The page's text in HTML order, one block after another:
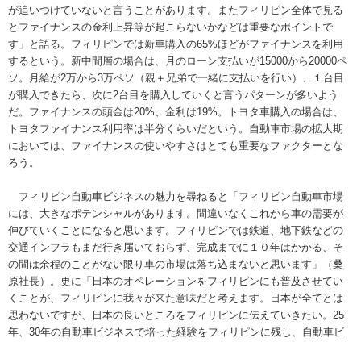
が追いつけていないと言うことがあります。またフィリピン全体で見る
とファイナンスの金利上昇等が起こらないかなどは重要なポイントで
す」と語る。フィリピンでは新車購入の65%ほどがファイナンスを利用
するという。新中間層の場合は、月のローン支払いが15000から20000ペ
ソ。月給が2万から3万ペソ（親＋兄弟で一緒に支払いを行い）、１台目
が購入できたら、次に2台目を購入していくと言うパターンが多いよう
だ。ファイナンスの頭金は20%、金利は19%。トヨタ車購入の場合は、
トヨタファイナンス利用率は半分くらいだという。自動車市場の拡大期
においては、ファイナンスの使いやすさはとても重要なファクターとな
ろう。
フィリピン自動車ビジネスの魅力を尋ねると「フィリピン自動車市場
には、大きなポテンシャルがあります。間違いなくこれから車の需要が
伸びていくことになると思います。フィリピンでは鉄道、地下鉄などの
交通インフラもまだ行き届いておらず、完成までに１０年はかかる、そ
の間は余程のことがない限り車の市場は落ち込まないと思います」（桑
原社長）。更に「日本のオペレーションをフィリピンにも普及させてい
くことが、フィリピンに我々が来た意味だと考えます。日本が全てとは
思わないですが、日本の良いところをフィリピンに伝えていきたい。25
年、30年の自動車ビジネスで培った経験をフィリピンに残し、自動車ビ